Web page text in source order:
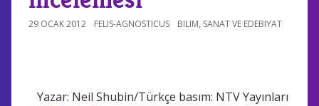
29 OCAK 2012 FELIS-AGNOSTICUS BILIM, SANAT VE EDEBIYAT
Yazar: Neil Shubin/Türkçe basım: NTV Yayınları